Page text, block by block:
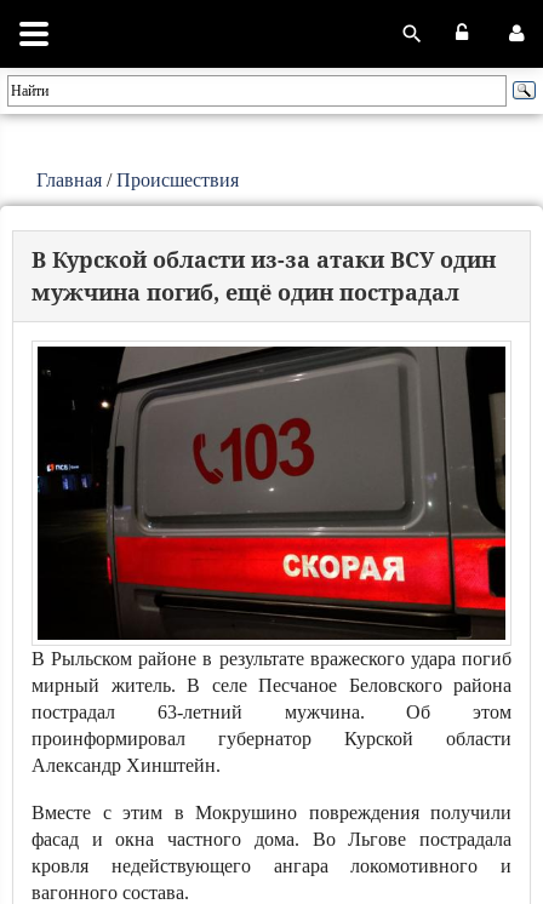
Главная /Происшествия
В Курской области из-за атаки ВСУ один
мужчина погиб, ещё один пострадал
В Рыльском районе в результате вражеского удара погиб
мирный житель. В селе Песчаное Беловского района
пострадал 63-летний мужчина. Об этом
проинформировал губернатор Курской области
Александр Хинштейн.
Вместе с этим в Мокрушино повреждения получили
фасад и окна частного дома. Во Льгове пострадала
кровля недействующего ангара локомотивного и
вагонного состава.